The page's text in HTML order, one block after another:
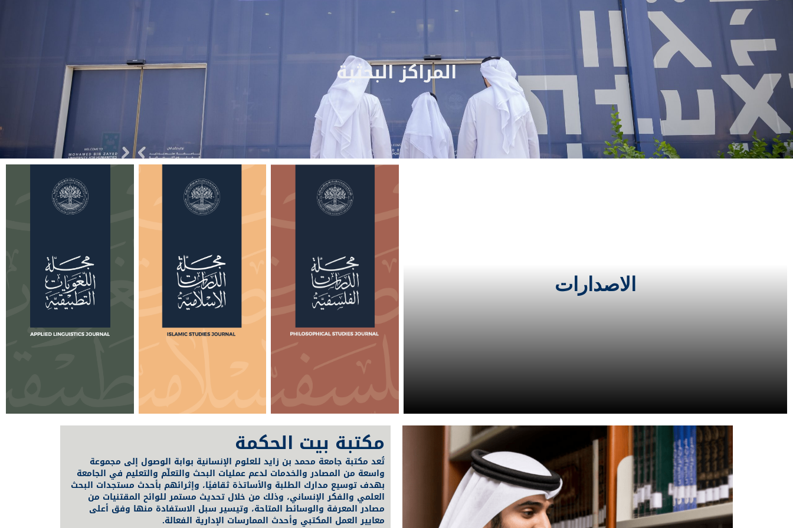
المراكز البحثية
الاصدارات
مكتبة بيت الحكمة
تُعد مكتبة جامعة محمد بن زايد للعلوم الإنسانية بوابة الوصول إلى مجموعة
واسعة من المصادر والخدمات لدعم عمليات البحث والتعلّم والتعليم في الجامعة
بهدف توسيع مدارك الطلبة والأساتذة ثقافيًا، وإثرائهم بأحدث مستجدات البحث
العلمي والفكر الإنساني، وذلك من خلال تحديث مستمر للوائح المقتنيات من
مصادر المعرفة والوسائط المتاحة، وتيسير سبل الاستفادة منها وفق أعلى
معايير العمل المكتبي وأحدث الممارسات الإدارية الفعالة.